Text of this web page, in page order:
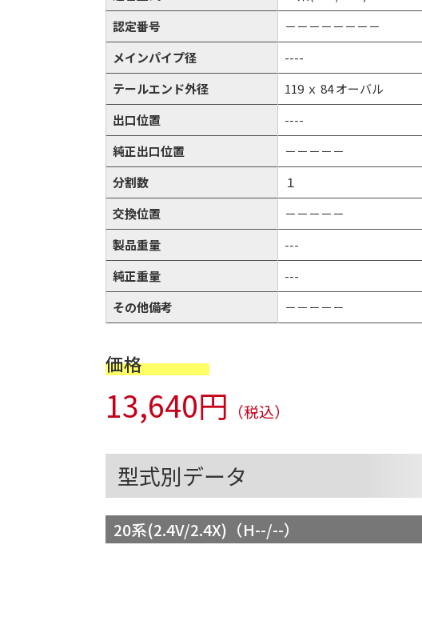
認定番号
－－－－－－－－
メインパイプ径
----
テールエンド外径
119 ｘ 84 オーバル
出口位置
----
純正出口位置
－－－－－
分割数
１
交換位置
－－－－－
製品重量
---
純正重量
---
その他備考
－－－－－
価格
13,640円 （税込）
型式別データ
20系(2.4V/2.4X)（H--/--）